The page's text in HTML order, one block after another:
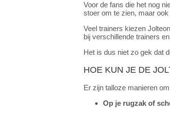
Voor de fans die het nog
stoer om te zien, maar
Veel trainers kiezen
bij verschillende trainers
Het is dus niet zo gek dat
HOE KUN JE DE
Er zijn talloze manieren
Op je rugzak of